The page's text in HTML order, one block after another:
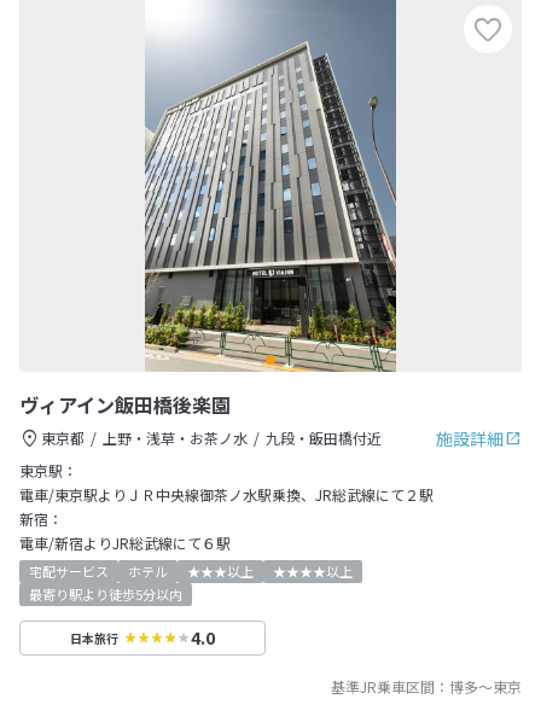
ヴィアイン飯田橋後楽園
施設詳細
東京都 上野・浅草・お茶ノ水
九段・飯田橋付近
東京駅：
電車/東京駅よりＪＲ中央線御茶ノ水駅乗換、JR総武線にて２駅
新宿：
電車/新宿よりJR総武線にて６駅
宅配サービス ホテル ★★★以上
★★★★以上
最寄り駅より徒歩5分以内
日本旅行 4.0
基準JR乗車区間： 博多～東京